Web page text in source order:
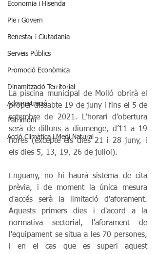
Economia i Hisenda
Ple i Govern
Benestar i Ciutadania
Serveis Públics
Promoció Econòmica
Dinamització Territorial
Administració
Patrimoni
Acció Climàtica i Medi Natural
​​La piscina municipal de Molló obrirà el
proper dissabte 19 de juny i fins el 5 de
setembre de 2021. L'horari d'obertura
serà de dilluns a diumenge, d’11 a 19
hores (excepte els dies 21 i 28 juny, i
els dies 5, 13, 19, 26 de juliol).
Enguany, no hi haurà sistema de cita
prèvia, i de moment la única mesura
d'accés serà la limitació d'aforament.
Aquests primers dies i d'acord a la
normativa sectorial, l'aforament de
l'equipament se situa a les 70 persones,
i en el cas que es superi aquest